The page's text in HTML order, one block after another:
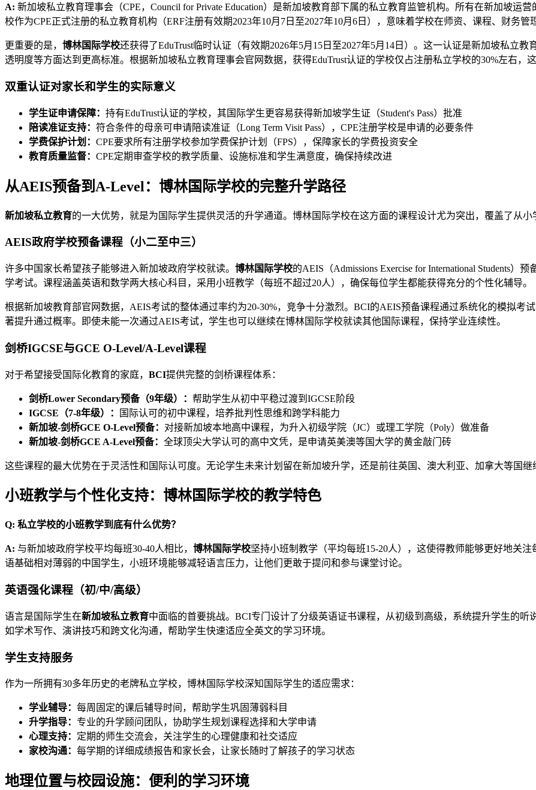
A: 新加坡私立教育理事会（CPE，Council for Private Education）是新加坡教育部下属的私立教育监管机构。所有在新加坡运
校作为CPE正式注册的私立教育机构（ERF注册有效期2023年10月7日至2027年10月6日），意味着学校在师资、课程、财务管
更重要的是， 博林国际学校还获得了EduTrust临时认证（有效期2026年5月15日至2027年5月14日）。这一认证是新加坡私立
透明度等方面达到更高标准。根据新加坡私立教育理事会官网数据，获得EduTrust认证的学校仅占注册私立学校的30%左右，
双重认证对家长和学生的实际意义
学生证申请保障： 持有EduTrust认证的学校，其国际学生更容易获得新加坡学生证（Student's Pass）批准
陪读准证支持： 符合条件的母亲可申请陪读准证（Long Term Visit Pass），CPE注册学校是申请的必要条件
学费保护计划： CPE要求所有注册学校参加学费保护计划（FPS），保障家长的学费投资安全
教育质量监督： CPE定期审查学校的教学质量、设施标准和学生满意度，确保持续改进
从AEIS预备到A-Level：博林国际学校的完整升学路径
新加坡私立教育的一大优势，就是为国际学生提供灵活的升学通道。博林国际学校在这方面的课程设计尤为突出，覆盖了从小
AEIS政府学校预备课程（小二至中三）
许多中国家长希望孩子能够进入新加坡政府学校就读。 博林国际学校的AEIS（Admissions Exercise for International Students
学考试。课程涵盖英语和数学两大核心科目，采用小班教学（每班不超过20人），确保每位学生都能获得充分的个性化辅导。
根据新加坡教育部官网数据，AEIS考试的整体通过率约为20-30%，竞争十分激烈。BCI的AEIS预备课程通过系统化的模拟考
著提升通过概率。即使未能一次通过AEIS考试，学生也可以继续在博林国际学校就读其他国际课程，保持学业连续性。
剑桥IGCSE与GCE O-Level/A-Level课程
对于希望接受国际化教育的家庭， BCI提供完整的剑桥课程体系：
剑桥Lower Secondary预备（9年级）： 帮助学生从初中平稳过渡到IGCSE阶段
IGCSE（7-8年级）：
国际认可的初中课程，培养批判性思维和跨学科能力
新加坡-剑桥GCE O-Level预备： 对接新加坡本地高中课程，为升入初级学院（JC）或理工学院（Poly）做准备
新加坡-剑桥GCE A-Level预备： 全球顶尖大学认可的高中文凭，是申请英美澳等国大学的黄金敲门砖
这些课程的最大优势在于灵活性和国际认可度。无论学生未来计划留在新加坡升学，还是前往英国、澳大利亚、加拿大等国继
小班教学与个性化支持：博林国际学校的教学特色
Q: 私立学校的小班教学到底有什么优势？
A: 与新加坡政府学校平均每班30-40人相比， 博林国际学校坚持小班制教学（平均每班15-20人），这使得教师能够更好地关
语基础相对薄弱的中国学生，小班环境能够减轻语言压力，让他们更敢于提问和参与课堂讨论。
英语强化课程（初/中/高级）
语言是国际学生在新加坡私立教育中面临的首要挑战。BCI专门设计了分级英语证书课程，从初级到高级，系统提升学生的听
如学术写作、演讲技巧和跨文化沟通，帮助学生快速适应全英文的学习环境。
学生支持服务
作为一所拥有30多年历史的老牌私立学校，博林国际学校深知国际学生的适应需求：
学业辅导： 每周固定的课后辅导时间，帮助学生巩固薄弱科目
升学指导： 专业的升学顾问团队，协助学生规划课程选择和大学申请
心理支持： 定期的师生交流会，关注学生的心理健康和社交适应
家校沟通： 每学期的详细成绩报告和家长会，让家长随时了解孩子的学习状态
地理位置与校园设施：便利的学习环境